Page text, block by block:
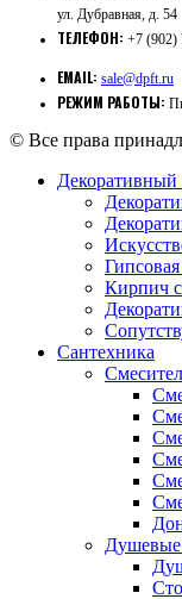
ул. Дубравная, д. 54
ТЕЛЕФОН: +7 (902)
EMAIL: sale@dpft.ru
РЕЖИМ РАБОТЫ:
© Все права
Кирпич
Сантехника